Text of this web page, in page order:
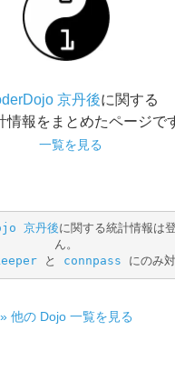
京丹後に関する
情報をまとめたページで
一覧を見る
京丹後に関する統計情報は
ん。
と connpass にのみ
» 他の Dojo 一覧を見る